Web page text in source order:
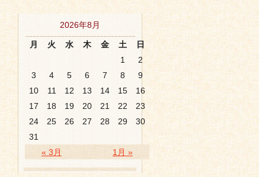
2026年8月
月 火 水 木 金 土 日
« 3月 1月 »
1
2
3
4 5 6 7 8
9
10
11 12 13 14 15
16
17
18 19 20 21 22
23
24
25 26 27 28 29
30
31